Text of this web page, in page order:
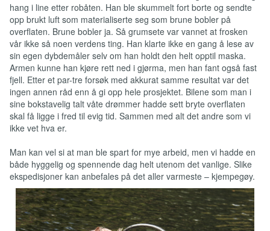
hang i line etter robåten. Han ble skummelt fort borte og sendte
opp brukt luft som materialiserte seg som brune bobler på
overflaten. Brune bobler ja. Så grumsete var vannet at frosken
vår ikke så noen verdens ting. Han klarte ikke en gang å lese av
sin egen dybdemåler selv om han holdt den helt opptil maska.
Armen kunne han kjøre rett ned i gjørma, men han fant også fast
fjell. Etter et par-tre forsøk med akkurat samme resultat var det
ingen annen råd enn å gi opp hele prosjektet. Bilene som man i
sine bokstavelig talt våte drømmer hadde sett bryte overflaten
skal få ligge i fred til evig tid. Sammen med alt det andre som vi
ikke vet hva er.
Man kan vel si at man ble spart for mye arbeid, men vi hadde en
både hyggelig og spennende dag helt utenom det vanlige. Slike
ekspedisjoner kan anbefales på det aller varmeste – kjempegøy.